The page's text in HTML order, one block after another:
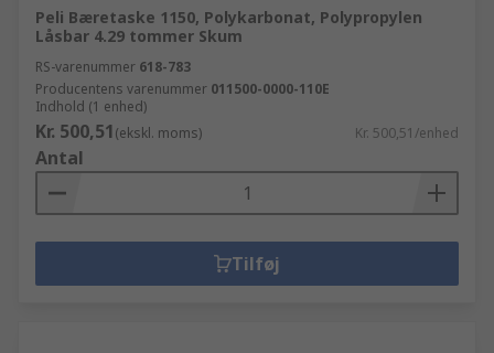
Peli Bæretaske 1150, Polykarbonat, Polypropylen
Låsbar 4.29 tommer Skum
RS-varenummer 618-783
Producentens varenummer 011500-0000-110E
Indhold (1 enhed)
Kr. 500,51(ekskl. moms) Kr. 500,51/enhed
Antal
Tilføj